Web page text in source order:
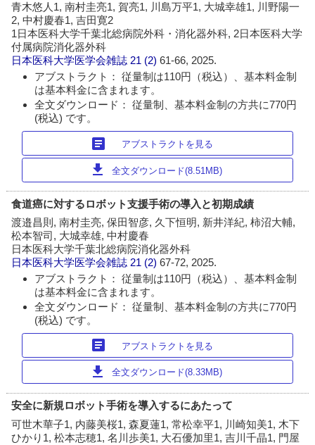
青木悠人1, 南村圭亮1, 賀亮1, 川島万平1, 大城幸雄1, 川野陽一
2, 中村慶春1, 吉田寛2
1日本医科大学千葉北総病院外科・消化器外科, 2日本医科大学
付属病院消化器外科
日本医科大学医学会雑誌 21 (2)61-66, 2025.
アブストラクト： 従量制は110円（税込）、基本料金制
は基本料金に含まれます。
全文ダウンロード： 従量制、基本料金制の方共に770円
(税込) です。
article アブストラクトを見る
download 全文ダウンロード(8.51MB)
食道癌に対するロボット支援手術の導入と初期成績
渡邉昌則, 南村圭亮, 保田智彦, 久下恒明, 新井洋紀, 柿沼大輔,
松本智司, 大城幸雄, 中村慶春
日本医科大学千葉北総病院消化器外科
日本医科大学医学会雑誌 21 (2)67-72, 2025.
アブストラクト： 従量制は110円（税込）、基本料金制
は基本料金に含まれます。
全文ダウンロード： 従量制、基本料金制の方共に770円
(税込) です。
article アブストラクトを見る
download 全文ダウンロード(8.33MB)
安全に新規ロボット手術を導入するにあたって
可世木華子1, 内藤美桜1, 森夏蓮1, 常松幸平1, 川崎知美1, 木下
ひかり1, 松本志穂1, 名川歩美1, 大石優加里1, 吉川千晶1, 門屋